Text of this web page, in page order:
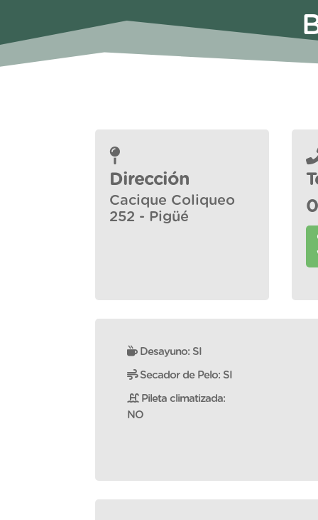
Dirección
Cacique Coliqueo
252 - Pigüé
Desayuno: SI
Secador de Pelo: SI
Pileta climatizada:
NO